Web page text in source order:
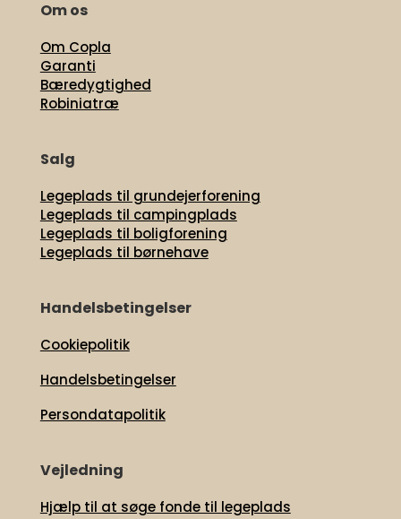
Om os
Om Copla
Garanti
Bæredygtighed
Robiniatræ
Salg
Legeplads til grundejerforening
Legeplads til campingplads
Legeplads til boligforening
Legeplads til børnehave
Handelsbetingelser
Cookiepolitik
Handelsbetingelser
Persondatapolitik
Vejledning
Hjælp til at søge fonde til legeplads